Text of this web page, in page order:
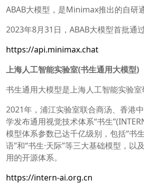
ABAB大模型，是Minimax推出的自研
2023年8月31日，ABAB大模型首批通
https://api.minimax.chat
上海人工智能实验室(书生通用大模型)
书生通用大模型是上海人工智能实验室
2021年，浦江实验室联合商汤、香港
学发布通用视觉技术体系“书生
模型体系参数已达千亿级别，包括“书生
语”和“书生·天际”等三大基础模型，以
用的开源体系。
https://intern-ai.org.cn